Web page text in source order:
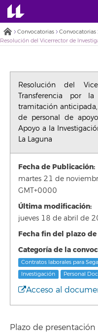
Convocatorias
Convocatorias
Resolución del
Transferencia por
tramitación
de personal de
Apoyo a la
La Laguna
Fecha de Publicación:
martes 21 de
GMT+0000
Última modificación:
jueves 18 de abril de
Fecha fin del plazo
Categoría de la
Contratos laborales para
Investigación
Personal
Acceso al
Plazo de